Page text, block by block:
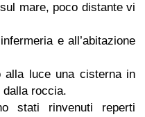
mare, poco distante vi
e all’abitazione
alla luce una cisterna in
dalla roccia.
stati rinvenuti reperti